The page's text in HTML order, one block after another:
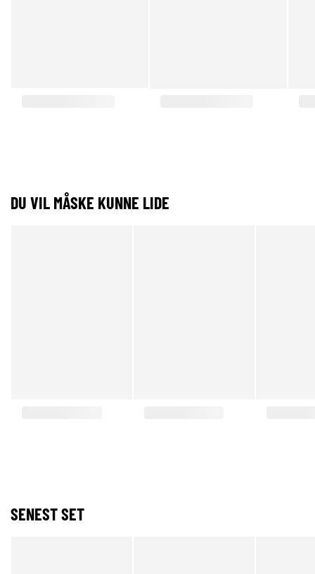
DU VIL MÅSKE KUNNE LIDE
SENEST SET